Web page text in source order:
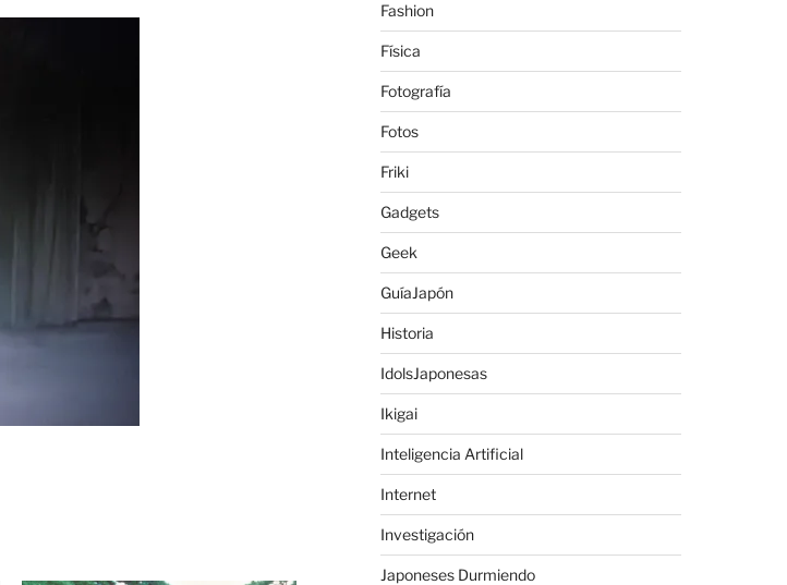
Fashion
Física
Fotografía
Fotos
Friki
Gadgets
Geek
GuíaJapón
Historia
IdolsJaponesas
Ikigai
Inteligencia Artificial
Internet
Investigación
Japoneses Durmiendo